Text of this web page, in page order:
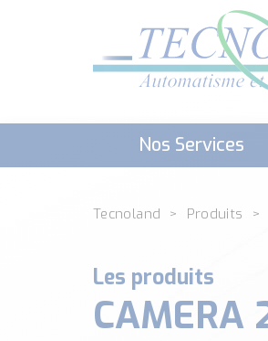
Nos Services
Tecnoland Produits
Les produits
CAMERA